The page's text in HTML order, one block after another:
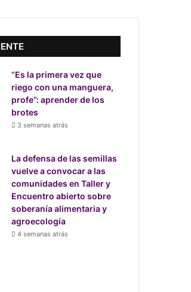
“Es la primera vez que
riego con una manguera,
profe”: aprender de los
brotes
3 semanas atrás
La defensa de las semillas
vuelve a convocar a las
comunidades en Taller y
Encuentro abierto sobre
soberanía alimentaria y
agroecología
4 semanas atrás